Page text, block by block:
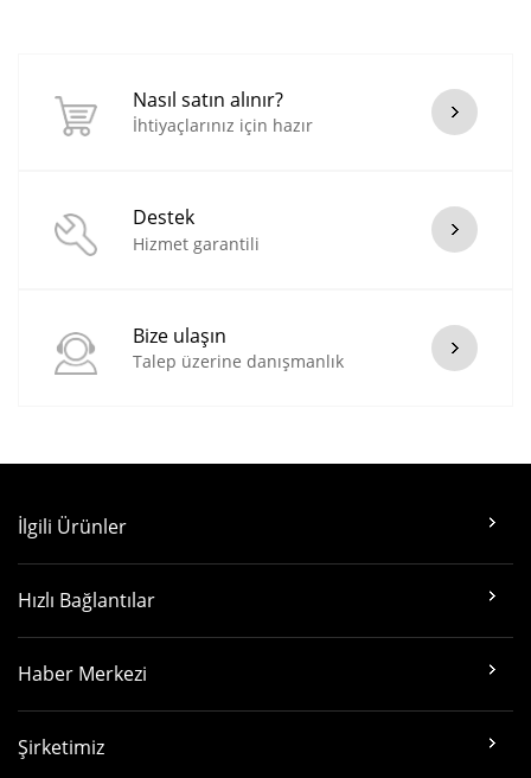
Nasıl satın alınır?
İhtiyaçlarınız için hazır
Destek
Hizmet garantili
Bize ulaşın
Talep üzerine danışmanlık
İlgili Ürünler
Hızlı Bağlantılar
Haber Merkezi
Şirketimiz